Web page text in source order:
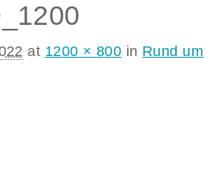
at 1200 × 800 in Rund um